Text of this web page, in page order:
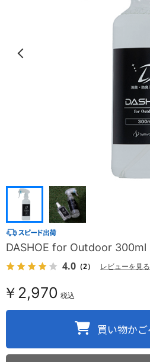
DASHOE for Outdoor 300ml
4.0 （2） レビューを見る
￥2,970 税込